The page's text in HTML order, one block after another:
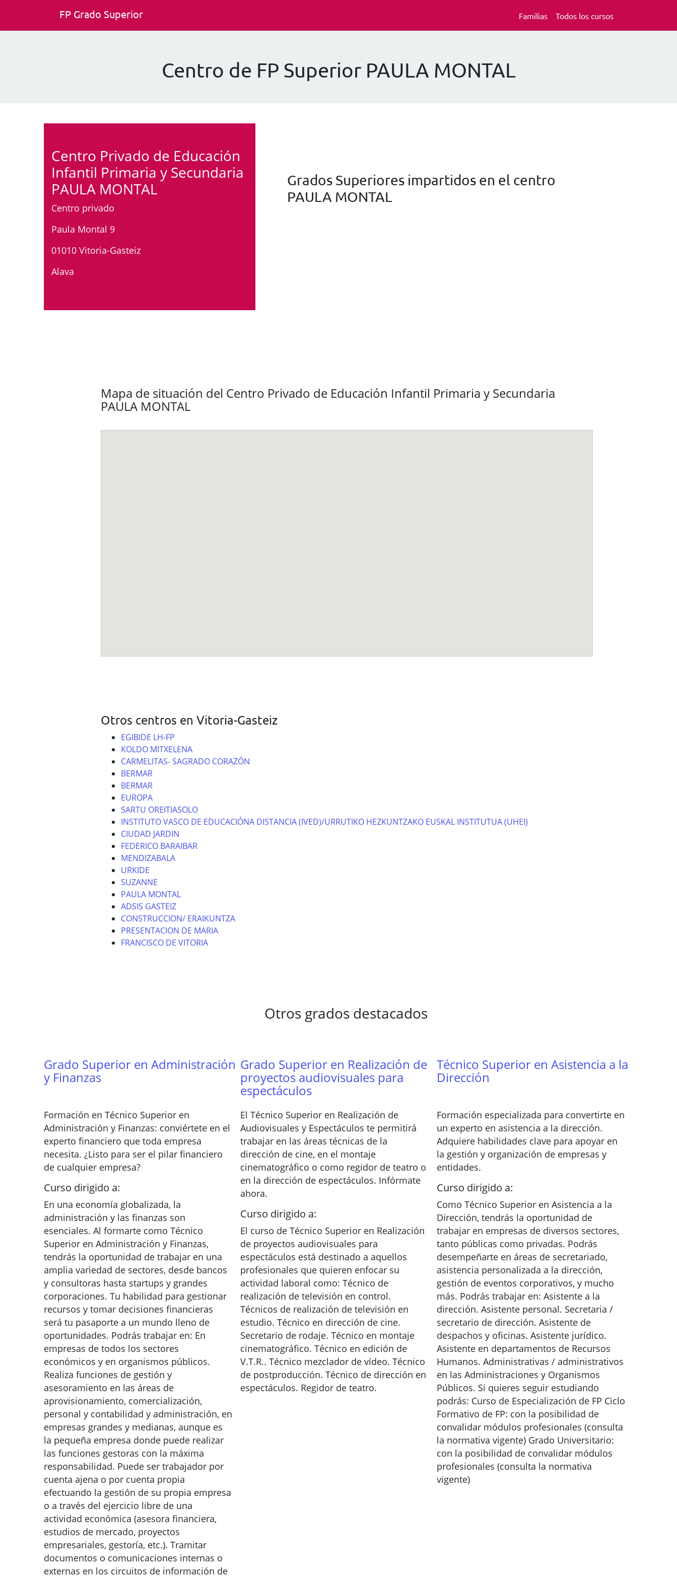
FP Grado Superior Familias Todos los cursos
Centro de FP Superior PAULA MONTAL
Centro Privado de Educación
Infantil Primaria y Secundaria
PAULA MONTAL
Centro privado
Paula Montal 9
01010 Vitoria-Gasteiz
Alava
Grados Superiores impartidos en el centro
PAULA MONTAL
Mapa de situación del Centro Privado de Educación Infantil Primaria y Secundaria
PAULA MONTAL
Otros centros en Vitoria-Gasteiz
EGIBIDE LH-FP
KOLDO MITXELENA
CARMELITAS- SAGRADO CORAZÓN
BERMAR
BERMAR
EUROPA
SARTU OREITIASOLO
INSTITUTO VASCO DE EDUCACIÓNA DISTANCIA (IVED)/URRUTIKO HEZKUNTZAKO EUSKAL INSTITUTUA (UHEI)
CIUDAD JARDIN
FEDERICO BARAIBAR
MENDIZABALA
URKIDE
SUZANNE
PAULA MONTAL
ADSIS GASTEIZ
CONSTRUCCION/ ERAIKUNTZA
PRESENTACION DE MARIA
FRANCISCO DE VITORIA
Otros grados destacados
Grado Superior en Administración
y Finanzas
Formación en Técnico Superior en
Administración y Finanzas: conviértete en el
experto financiero que toda empresa
necesita. ¿Listo para ser el pilar financiero
de cualquier empresa?
Curso dirigido a:
En una economía globalizada, la
administración y las finanzas son
esenciales. Al formarte como Técnico
Superior en Administración y Finanzas,
tendrás la oportunidad de trabajar en una
amplia variedad de sectores, desde bancos
y consultoras hasta startups y grandes
corporaciones. Tu habilidad para gestionar
recursos y tomar decisiones financieras
será tu pasaporte a un mundo lleno de
oportunidades. Podrás trabajar en: En
empresas de todos los sectores
económicos y en organismos públicos.
Realiza funciones de gestión y
asesoramiento en las áreas de
aprovisionamiento, comercialización,
personal y contabilidad y administración, en
empresas grandes y medianas, aunque es
la pequeña empresa donde puede realizar
las funciones gestoras con la máxima
responsabilidad. Puede ser trabajador por
cuenta ajena o por cuenta propia
efectuando la gestión de su propia empresa
o a través del ejercicio libre de una
actividad económica (asesora financiera,
estudios de mercado, proyectos
empresariales, gestoría, etc.). Tramitar
documentos o comunicaciones internas o
externas en los circuitos de información de
Grado Superior en Realización de
proyectos audiovisuales para
espectáculos
El Técnico Superior en Realización de
Audiovisuales y Espectáculos te permitirá
trabajar en las áreas técnicas de la
dirección de cine, en el montaje
cinematográfico o como regidor de teatro o
en la dirección de espectáculos. Infórmate
ahora.
Curso dirigido a:
El curso de Técnico Superior en Realización
de proyectos audiovisuales para
espectáculos está destinado a aquellos
profesionales que quieren enfocar su
actividad laboral como: Técnico de
realización de televisión en control.
Técnicos de realización de televisión en
estudio. Técnico en dirección de cine.
Secretario de rodaje. Técnico en montaje
cinematográfico. Técnico en edición de
V.T.R.. Técnico mezclador de vídeo. Técnico
de postproducción. Técnico de dirección en
espectáculos. Regidor de teatro.
Técnico Superior en Asistencia a la
Dirección
Formación especializada para convertirte en
un experto en asistencia a la dirección.
Adquiere habilidades clave para apoyar en
la gestión y organización de empresas y
entidades.
Curso dirigido a:
Como Técnico Superior en Asistencia a la
Dirección, tendrás la oportunidad de
trabajar en empresas de diversos sectores,
tanto públicas como privadas. Podrás
desempeñarte en áreas de secretariado,
asistencia personalizada a la dirección,
gestión de eventos corporativos, y mucho
más. Podrás trabajar en: Asistente a la
dirección. Asistente personal. Secretaria /
secretario de dirección. Asistente de
despachos y oficinas. Asistente jurídico.
Asistente en departamentos de Recursos
Humanos. Administrativas / administrativos
en las Administraciones y Organismos
Públicos. Si quieres seguir estudiando
podrás: Curso de Especialización de FP Ciclo
Formativo de FP: con la posibilidad de
convalidar módulos profesionales (consulta
la normativa vigente) Grado Universitario:
con la posibilidad de convalidar módulos
profesionales (consulta la normativa
vigente)